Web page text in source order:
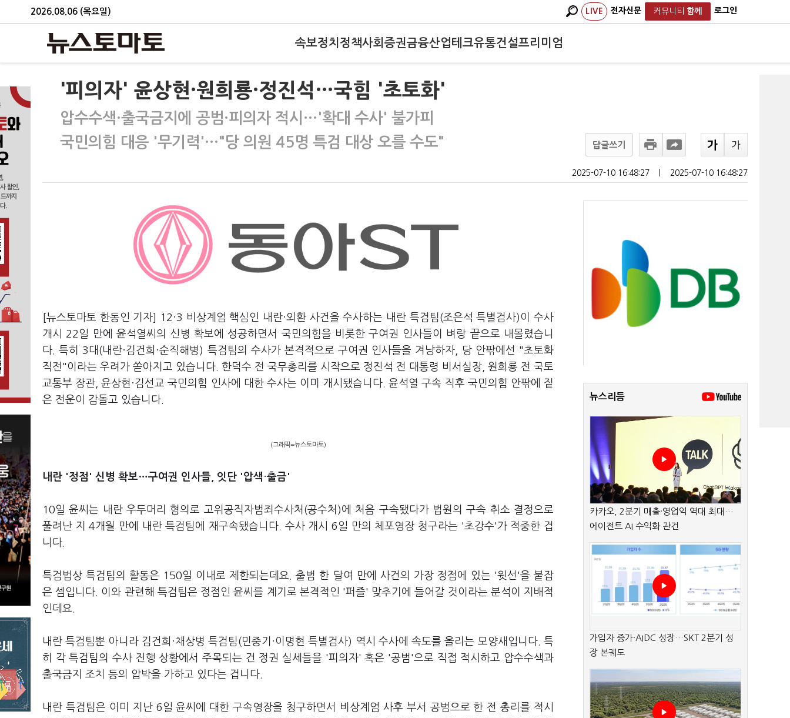
2026.08.06 (목요일) LIVE 전자신문 커뮤니티 함께 로그인
속보정치 정책사회 증권금융산업테크유통건설프리미엄
'피의자' 윤상현·원희룡·정진석…국힘 '초토화'
압수수색·출국금지에 공범·피의자 적시…'확대 수사' 불가피
국민의힘 대응 '무기력'…"당 의원 45명 특검 대상 오를 수도"
답글쓰기
2025-07-10 16:48:27 2025-07-10 16:48:27
[뉴스토마토 한동인 기자] 12·3 비상계엄 핵심인 내란·외환 사건을 수사하는 내란 특검팀(조은석 특별검사)이 수사
개시 22일 만에 윤석열씨의 신병 확보에 성공하면서 국민의힘을 비롯한 구여권 인사들이 벼랑 끝으로 내몰렸습니
다. 특히 3대(내란·김건희·순직해병) 특검팀의 수사가 본격적으로 구여권 인사들을 겨냥하자, 당 안팎에선 "초토화
직전"이라는 우려가 쏟아지고 있습니다. 한덕수 전 국무총리를 시작으로 정진석 전 대통령 비서실장, 원희룡 전 국토
교통부 장관, 윤상현·김선교 국민의힘 인사에 대한 수사는 이미 개시됐습니다. 윤석열 구속 직후 국민의힘 안팎에 짙
은 전운이 감돌고 있습니다.
(그래픽=뉴스토마토)
내란 '정점' 신병 확보…구여권 인사들, 잇단 '압색 ·출금'
10일 윤씨는 내란 우두머리 혐의로 고위공직자범죄수사처(공수처)에 처음 구속됐다가 법원의 구속 취소 결정으로
풀려난 지 4개월 만에 내란 특검팀에 재구속됐습니다. 수사 개시 6일 만의 체포영장 청구라는 '초강수'가 적중한 겁
니다.
특검법상 특검팀의 활동은 150일 이내로 제한되는데요. 출범 한 달여 만에 사건의 가장 정점에 있는 '윗선'을 붙잡
은 셈입니다. 이와 관련해 특검팀은 정점인 윤씨를 계기로 본격적인 '퍼즐' 맞추기에 들어갈 것이라는 분석이 지배적
인데요.
내란 특검팀뿐 아니라 김건희·채상병 특검팀(민중기·이명현 특별검사) 역시 수사에 속도를 올리는 모양새입니다. 특
히 각 특검팀의 수사 진행 상황에서 주목되는 건 정권 실세들을 '피의자' 혹은 '공범'으로 직접 적시하고 압수수색과
출국금지 조치 등의 압박을 가하고 있다는 겁니다.
내란 특검팀은 이미 지난 6일 윤씨에 대한 구속영장을 청구하면서 비상계엄 사후 부서 공범으로 한 전 총리를 적시
뉴스리듬
카카오, 2분기 매출·영업익 역대 최대…
에이전트 AI 수익화 관건
가입자 증가·AIDC 성장…SKT 2분기 성
장 본궤도